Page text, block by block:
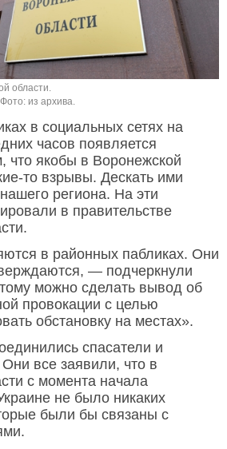
области.
Фото: из архива.
в социальных сетях на
часов появляется
что якобы в Воронежской
то взрывы. Дескать ими
региона. На эти
в правительстве
в районных пабликах. Они
— подчеркнули
можно сделать вывод об
провокации с целью
обстановку на местах».
спасатели и
все заявили, что в
с момента начала
не было никаких
были бы связаны с